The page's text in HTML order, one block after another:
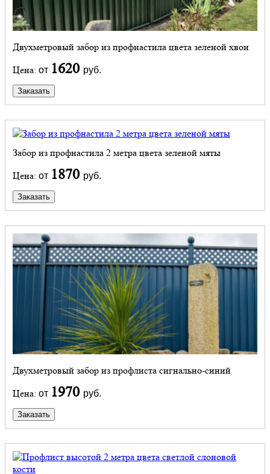
Двухметровый забор из профнастила цвета зеленой хвои
Цена: от 1620 руб.
Заказать
Забор из профнастила 2 метра цвета зеленой мяты
Цена: от 1870 руб.
Заказать
Двухметровый забор из профлиста сигнально-синий
Цена: от 1970 руб.
Заказать